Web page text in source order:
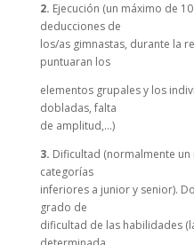
2. Ejecución (un máximo de
deducciones de
los/as gimnastas, durante la
puntuaran los
elementos grupales y los
dobladas, falta
de amplitud,…)
3. Dificultad (normalmente
categorías
inferiores a junior y senior).
grado de
dificultad de las habilidades